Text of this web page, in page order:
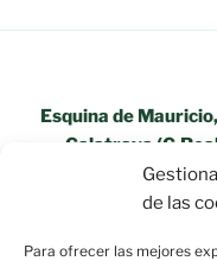
de las
Para ofrecer las mejores
Esquina de
Calatrava
«Aviso Legal»